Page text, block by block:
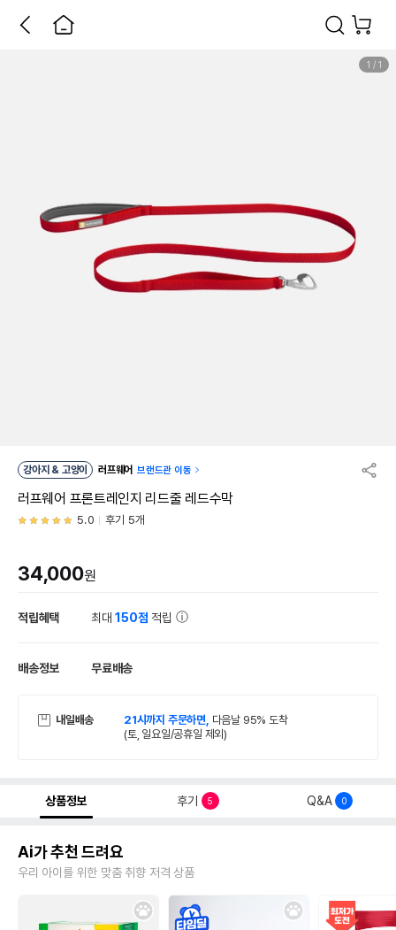
1 / 1
강아지 & 고양이 러프웨어 브랜드관 이동
러프웨어 프론트레인지 리드줄 레드수막
5.0 후기 5개
34,000원
적립혜택 최대150점 적립
배송정보 무료배송
내일배송 21시까지 주문하면, 다음날 95% 도착
(토, 일요일/공휴일 제외)
상품정보 후기 5 Q&A 0
Ai가 추천 드려요
우리 아이를 위한 맞춤 취향 저격 상품